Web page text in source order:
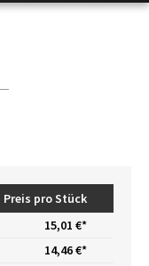
Preis pro Stück
15,01 €*
14,46 €*